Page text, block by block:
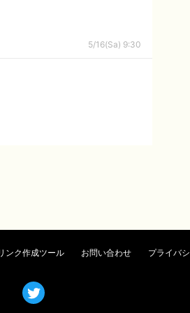
5/16(Sa) 9:30
ンク作成ツール お問い合わせ プライバ